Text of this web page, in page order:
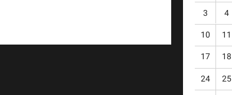
3 4
10 11
17 18
24 25